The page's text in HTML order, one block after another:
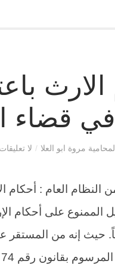
الارث
في قضاء
مروة ابو العلا / لا
النظام العام : أحكام
الممنوع على أحكام
حيث إنه من المستقر